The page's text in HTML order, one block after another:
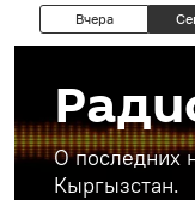
Вчера
О последних
Кыргызстан.